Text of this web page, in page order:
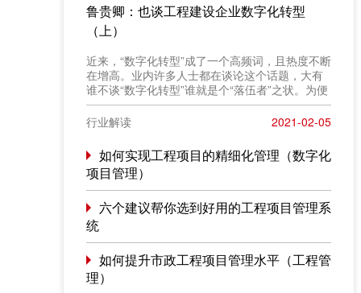
鲁贵卿：也谈工程建设企业数字化转型
（上）
近来，“数字化转型”成了一个高频词，且热度不断
在增高。业内许多人士都在谈论这个话题，大有
谁不谈“数字化转型”谁就是个“落伍者”之状。为便
于在相同语境下讨论问题，今天我也凑个热闹，
以“数字化转型”为题，谈一点粗浅认识，就教于同
行。
行业解读 2021-02-05
如何实现工程项目的精细化管理（数字化
项目管理）
六个建议帮你选到好用的工程项目管理系
统
如何提升市政工程项目管理水平（工程管
理）